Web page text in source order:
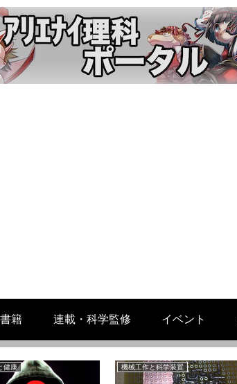
書籍 連載・科学監修 イベント
健康 機械工作と科学装置